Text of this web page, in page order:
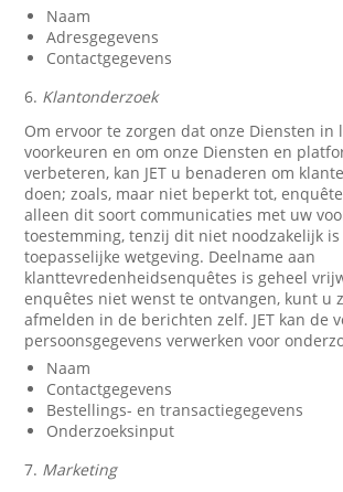
Naam
Adresgegevens
Contactgegevens
6. Klantonderzoek
Om ervoor te zorgen dat onze Diensten
voorkeuren en om onze Diensten en
verbeteren, kan JET u benaderen om
doen; zoals, maar niet beperkt tot,
alleen dit soort communicaties met uw
toestemming, tenzij dit niet noodzakelijk is
toepasselijke wetgeving. Deelname aan
klanttevredenheidsenquêtes is geheel
enquêtes niet wenst te ontvangen, kunt u
afmelden in de berichten zelf. JET kan de
persoonsgegevens verwerken voor
Naam
Contactgegevens
Bestellings- en transactiegegevens
Onderzoeksinput
7. Marketing